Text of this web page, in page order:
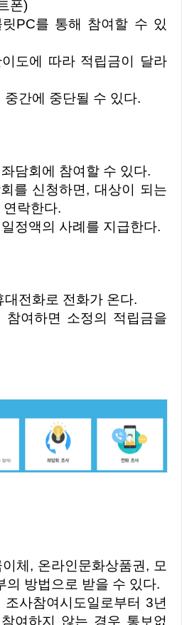
폰)
PC를 통해 참여할 수 있
도에 따라 적립금이 달라
간에 중단될 수 있다.
담회에 참여할 수 있다.
를 신청하면, 대상이 되는
락한다.
정액의 사례를 지급한다.
전화로 전화가 온다.
참여하면 소정의 적립금을
체, 온라인문화상품권, 모
의 방법으로 받을 수 있다.
사참여시도일로부터 3년
여하지 않는 경우 통보없